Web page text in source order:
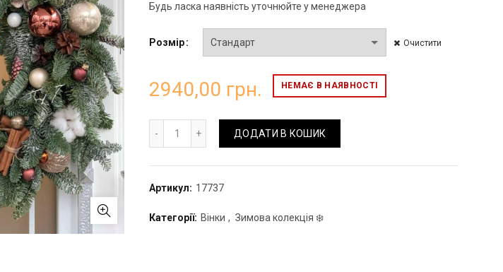
Будь ласка наявність уточнюйте у менеджера
Розмір Очистити
2940,00 грн. НЕМАЄ В НАЯВНОСТІ
ДОДАТИ В КОШИК
Артикул: 17737
Категорії: Вінки , Зимова колекція ❄️